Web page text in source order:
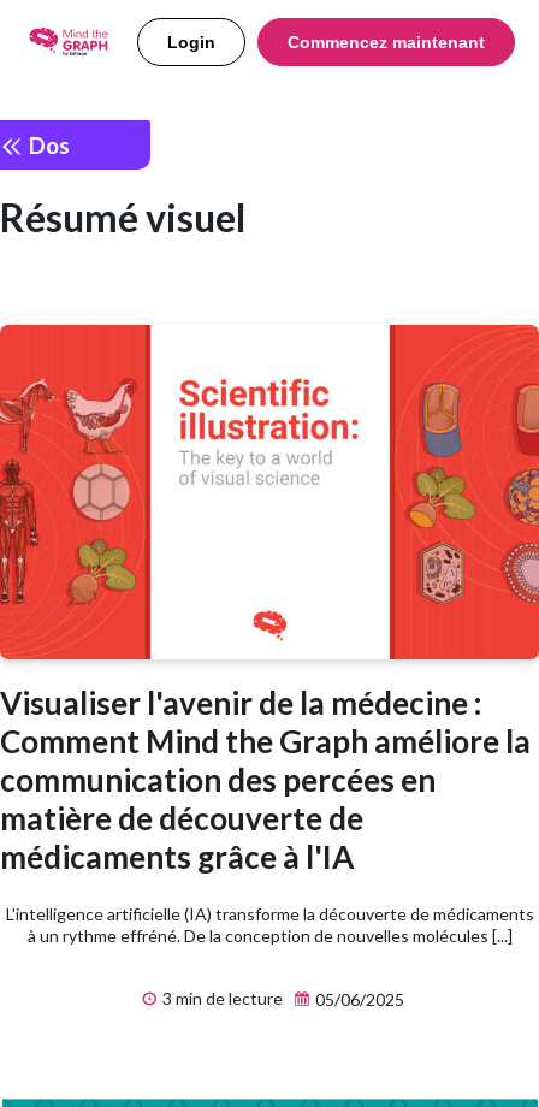
Login Commencez maintenant
Dos
Résumé visuel
Visualiser l'avenir de la médecine :
Comment Mind the Graph améliore la
communication des percées en
matière de découverte de
médicaments grâce à l'IA
L'intelligence artificielle (IA) transforme la découverte de médicaments
à un rythme effréné. De la conception de nouvelles molécules [...]
3 min de lecture 05/06/2025